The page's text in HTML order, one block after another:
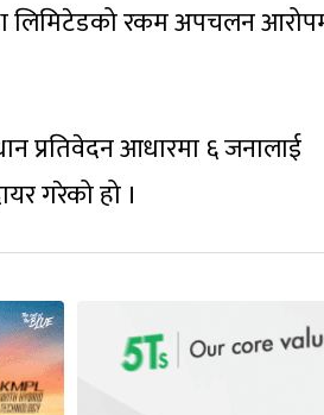
लिमिटेडको रकम अपचलन
प्रतिवेदन आधारमा ६ जनालाई
गरेको हो ।